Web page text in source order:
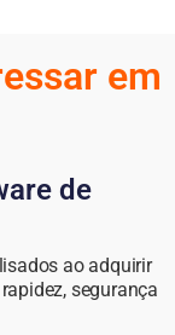
em
de
ao adquirir
segurança